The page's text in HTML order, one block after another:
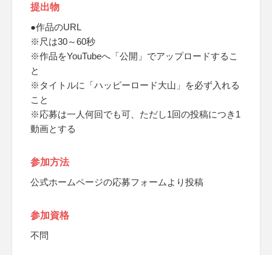
提出物
●作品のURL
※尺は30～60秒
※作品をYouTubeへ「公開」でアップロードするこ
と
※タイトルに「ハッピーロード大山」を必ず入れる
こと
※応募は一人何回でも可、ただし1回の投稿につき1
動画とする
参加方法
公式ホームページの応募フォームより投稿
参加資格
不問